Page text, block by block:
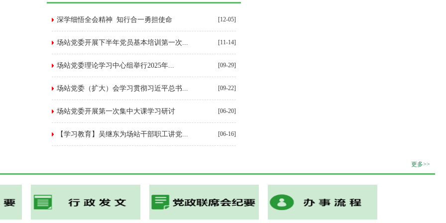
[12-05]
深学细悟全会精神 知行合一勇担使命
[11-14]
场站党委开展下半年党员基本培训第一次...
[09-29]
场站党委理论学习中心组举行2025年...
[09-22]
场站党委（扩大）会学习贯彻习近平总书...
[06-20]
场站党委开展第一次集中大课学习研讨
[06-16]
【学习教育】吴继东为场站干部职工讲党...
更多>>